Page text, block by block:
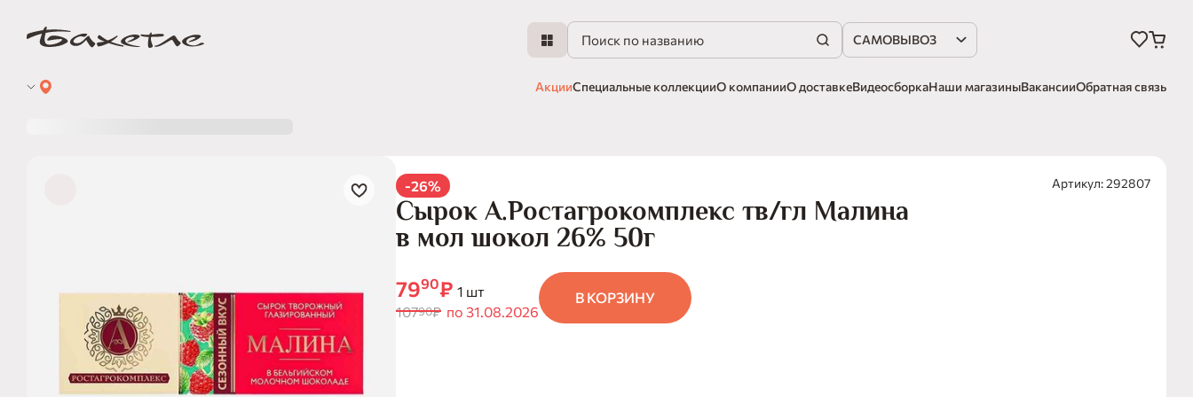
САМОВЫВОЗ
АкцииСпециальные коллекцииО компанииО доставкеВидеосборкаНаши магазиныВакансииОбратная связь
-26%
Сырок А.Ростагрокомплекс тв/гл Малина
в мол шокол 26% 50г
7990₽ 1 шт
10790₽ по 31.08.2026
В КОРЗИНУ
Артикул: 292807